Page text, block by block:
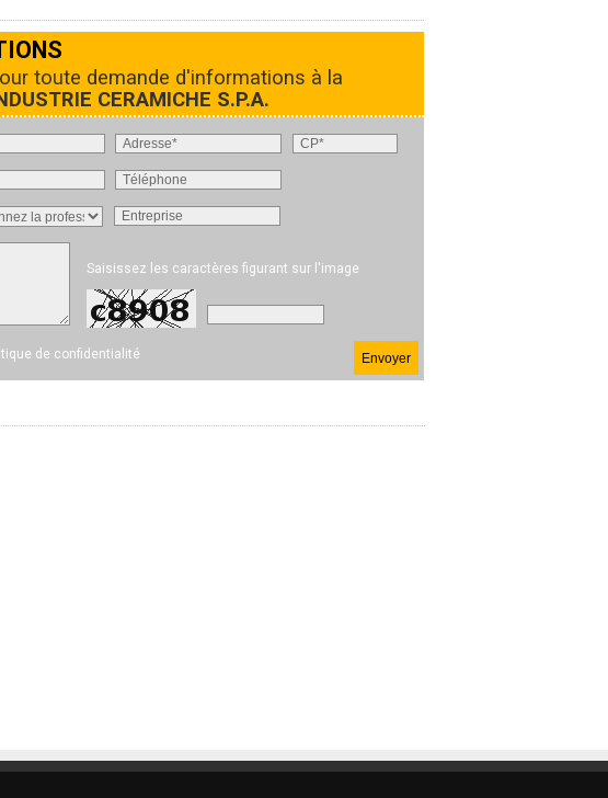
toute demande d'informations à la
CERAMICHE S.P.A.
Saisissez les caractères figurant sur l'image
de confidentialité